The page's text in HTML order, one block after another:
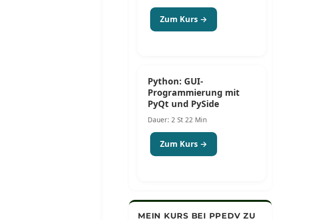
Zum Kurs →
Python: GUI-
Programmierung mit
PyQt und PySide
Dauer: 2 St 22 Min
Zum Kurs →
MEIN KURS BEI PPEDV ZU